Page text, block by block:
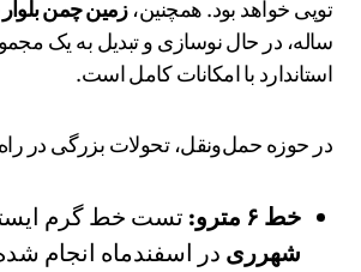
توپی خواهد بود. همچنین،زمین چمن
ساله، در حال نوسازی و تبدیل به یک
استاندارد با امکانات کامل است.
در حوزه حمل‌ونقل، تحولات بزرگی در
خط ۶ مترو: تست خط گرم
شهرری در اسفندماه انجام